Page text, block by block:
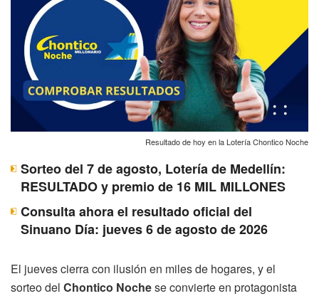
Resultado de hoy en la Lotería Chontico Noche
Sorteo del 7 de agosto, Lotería de Medellín:
RESULTADO y premio de 16 MIL MILLONES
Consulta ahora el resultado oficial del
Sinuano Día: jueves 6 de agosto de 2026
El jueves cierra con ilusión en miles de hogares, y el
sorteo del Chontico Nochese convierte en protagonista